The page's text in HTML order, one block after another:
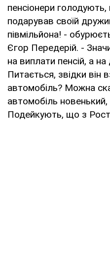
пенсіонери голодують,
подарував своїй
півмільйона! -
Єгор Передерій. -
на виплати пенсій, а
Питається, звідки він
автомобіль? Можна
автомобіль
Подейкують, що з